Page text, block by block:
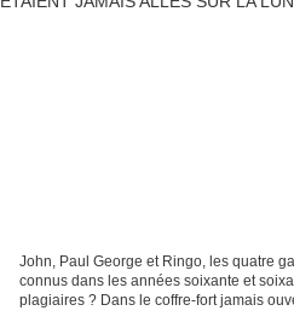
John, Paul George et Ringo, les quatre
connus dans les années soixante et
plagiaires ? Dans le coffre-fort jamais